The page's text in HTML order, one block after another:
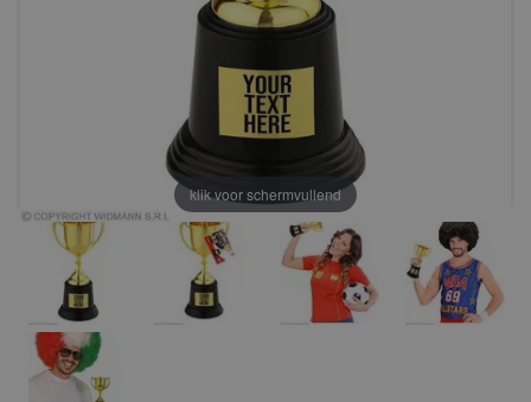
klik voor schermvullend